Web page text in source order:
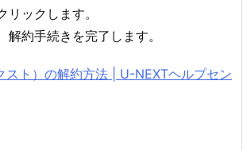
リックします。
解約手続きを完了します。
スト）の解約方法 | U-NEXTヘルプセン